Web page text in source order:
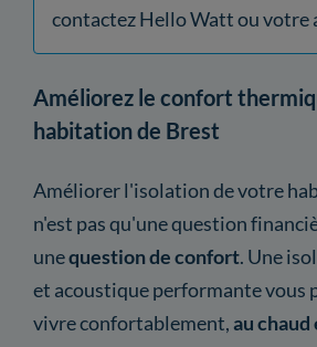
contactez Hello Watt ou votre
Améliorez le confort
habitation de Brest
Améliorer l'isolation de votre
n'est pas qu'une question
unequestion de confort. Une
et acoustique performante vous
vivre confortablement,au